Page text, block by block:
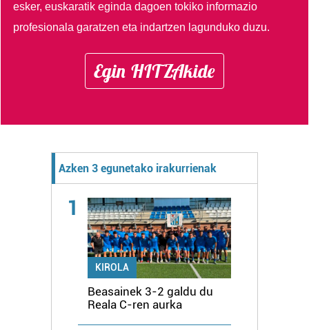
esker, euskaratik eginda dagoen tokiko informazio
profesionala garatzen eta indartzen lagunduko duzu.
Egin HITZAkide
Azken 3 egunetako irakurrienak
1
KIROLA
Beasainek 3-2 galdu du
Reala C-ren aurka